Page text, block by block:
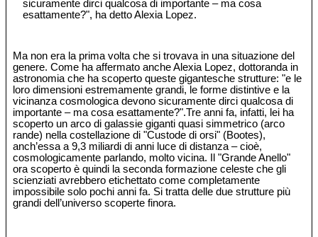
sicuramente dirci qualcosa di importante – ma cosa
esattamente?", ha detto Alexia Lopez.
Ma non era la prima volta che si trovava in una situazione del
genere. Come ha affermato anche Alexia Lopez, dottoranda in
astronomia che ha scoperto queste gigantesche strutture: "e le
loro dimensioni estremamente grandi, le forme distintive e la
vicinanza cosmologica devono sicuramente dirci qualcosa di
importante – ma cosa esattamente?".Tre anni fa, infatti, lei ha
scoperto un arco di galassie giganti quasi simmetrico (arco
rande) nella costellazione di "Custode di orsi" (Bootes),
anch’essa a 9,3 miliardi di anni luce di distanza – cioè,
cosmologicamente parlando, molto vicina. Il "Grande Anello"
ora scoperto è quindi la seconda formazione celeste che gli
scienziati avrebbero etichettato come completamente
impossibile solo pochi anni fa. Si tratta delle due strutture più
grandi dell’universo scoperte finora.